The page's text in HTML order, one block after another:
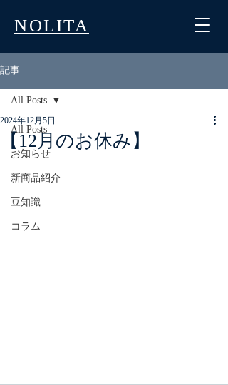
NOLITA
記事
All Posts
お知らせ
新商品紹介
豆知識
コラム
All Posts
【12月のお休み】
2024年12月5日